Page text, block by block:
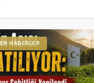
HABERLER